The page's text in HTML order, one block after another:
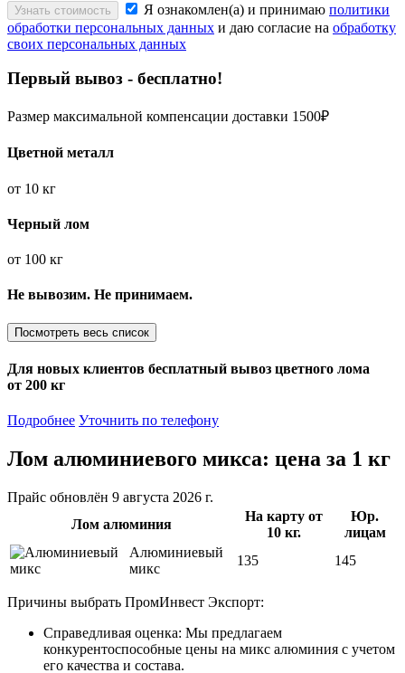
Узнать стоимость Я ознакомлен(а) и принимаю политики
обработки персональных данных и даю согласие на обработку
своих персональных данных
Первый вывоз - бесплатно!
Размер максимальной компенсации доставки 1500₽
Цветной металл
от 10 кг
Черный лом
от 100 кг
Не вывозим. Не принимаем.
Посмотреть весь список
Для новых клиентов бесплатный вывоз цветного лома
от 200 кг
Подробнее Уточнить по телефону
Лом алюминиевого микса: цена за 1 кг
Прайс обновлён 9 августа 2026 г.
Лом алюминия
На карту от
10 кг.
Юр.
лицам
Алюминиевый
микс
135 145
Причины выбрать ПромИнвест Экспорт:
Справедливая оценка: Мы предлагаем
конкурентоспособные цены на микс алюминия с учетом
его качества и состава.